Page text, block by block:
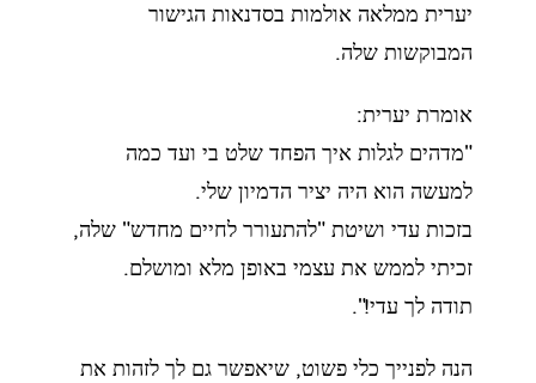
יערית ממלאה אולמות בסדנאות הגישור
המבוקשות שלה.
אומרת יערית:
"מדהים לגלות איך הפחד שלט בי ועד כמה
למעשה הוא היה יציר הדמיון שלי.
בזכות עדי ושיטת "להתעורר לחיים מחדש" שלה,
זכיתי לממש את עצמי באופן מלא ומושלם.
תודה לך עדי!".
הנה לפנייך כלי פשוט, שיאפשר גם לך לזהות את